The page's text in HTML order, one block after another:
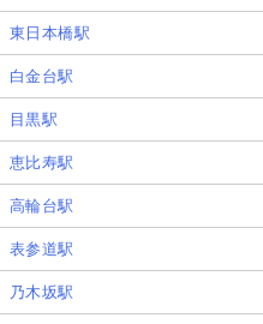
東日本橋駅
白金台駅
目黒駅
恵比寿駅
高輪台駅
表参道駅
乃木坂駅